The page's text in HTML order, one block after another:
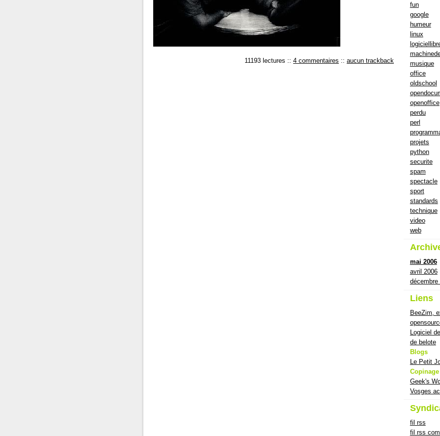
11193 lectures :: 4 commentaires :: aucun trackback
fun
google
humeur
linux
musique
office
oldschool
openoffice
perdu
perl
projets
python
securite
spam
spectacle
sport
standards
technique
video
web
mai 2006
avril 2006
décembre
Liens
BeeZim,
Logiciel
de belote
Blogs
Le Petit
Copinage
Geek's
Vosges
fil rss
fil rss